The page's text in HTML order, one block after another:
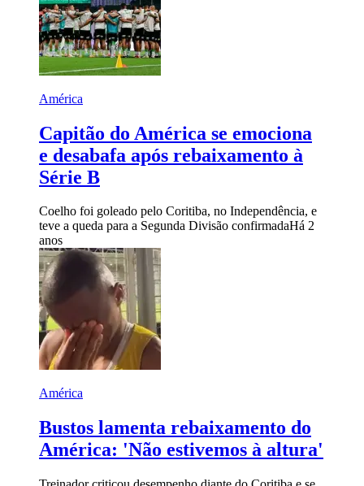
América
Capitão do América se emociona
e desabafa após rebaixamento à
Série B
Coelho foi goleado pelo Coritiba, no Independência, e
teve a queda para a Segunda Divisão confirmadaHá 2
anos
América
Bustos lamenta rebaixamento do
América: 'Não estivemos à altura'